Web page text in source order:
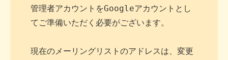
管理者アカウントをGoogleアカウントとし
てご準備いただく必要がございます。
現在のメーリングリストのアドレスは、変更